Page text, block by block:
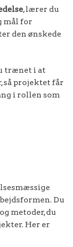
, lærer du
mål for
den ønskede
trænet i at
projektet får
i rollen som
Du
metoder, du
Her er